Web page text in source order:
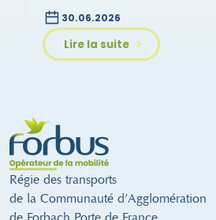
Lire la suite
30.06.2026
Régie des transports
de la Communauté d’Agglomération